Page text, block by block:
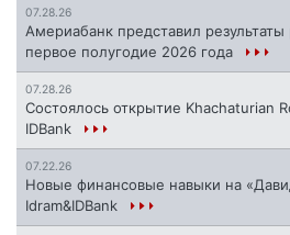
07.28.26
Америабанк представил результаты
первое полугодие 2026 года
07.28.26
Состоялось открытие Khachaturian
IDBank
07.22.26
Новые финансовые навыки на
Idram&IDBank